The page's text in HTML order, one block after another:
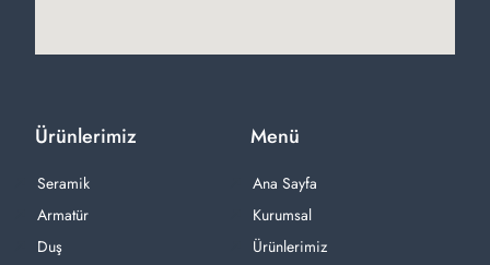
Menü
Ana Sayfa
Kurumsal
Ürünlerimiz
Ürünlerimiz
Seramik
Armatür
Duş